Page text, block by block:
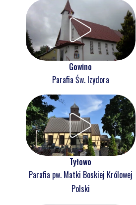
Gowino
Parafia Św. Izydora
Tyłowo
Parafia pw. Matki Boskiej Królowej
Polski